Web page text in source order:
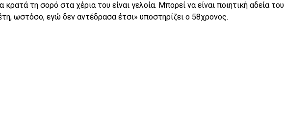
κρατά τη σορό στα χέρια του είναι γελοία. Μπορεί να είναι ποιητική αδεία του
ωστόσο, εγώ δεν αντέδρασα έτσι» υποστηρίζει ο 58χρονος.